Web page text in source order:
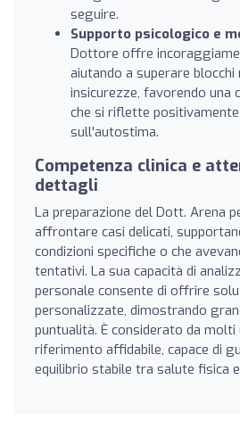
seguire.
Supporto psicologico e
Dottore offre
aiutando a superare
insicurezze, favorendo una
che si riflette positivamente
sull'autostima.
Competenza clinica e
dettagli
La preparazione del Dott. Arena
affrontare casi delicati,
condizioni specifiche o che
tentativi. La sua capacità di
personale consente di offrire
personalizzate, dimostrando
puntualità. È considerato da molti
riferimento affidabile, capace di
equilibrio stabile tra salute fisica